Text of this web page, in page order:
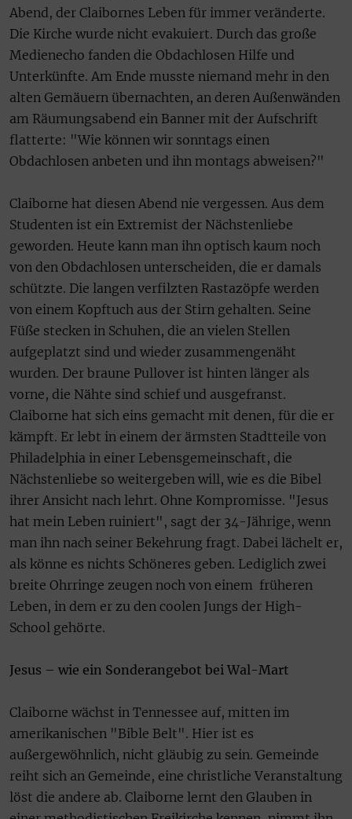
Abend, der Claibornes Leben für immer veränderte.
Die Kirche wurde nicht evakuiert. Durch das große
Medienecho fanden die Obdachlosen Hilfe und
Unterkünfte. Am Ende musste niemand mehr in den
alten Gemäuern übernachten, an deren Außenwänden
am Räumungsabend ein Banner mit der Aufschrift
flatterte: "Wie können wir sonntags einen
Obdachlosen anbeten und ihn montags abweisen?"
Claiborne hat diesen Abend nie vergessen. Aus dem
Studenten ist ein Extremist der Nächstenliebe
geworden. Heute kann man ihn optisch kaum noch
von den Obdachlosen unterscheiden, die er damals
schützte. Die langen verfilzten Rastazöpfe werden
von einem Kopftuch aus der Stirn gehalten. Seine
Füße stecken in Schuhen, die an vielen Stellen
aufgeplatzt sind und wieder zusammengenäht
wurden. Der braune Pullover ist hinten länger als
vorne, die Nähte sind schief und ausgefranst.
Claiborne hat sich eins gemacht mit denen, für die er
kämpft. Er lebt in einem der ärmsten Stadtteile von
Philadelphia in einer Lebensgemeinschaft, die
Nächstenliebe so weitergeben will, wie es die Bibel
ihrer Ansicht nach lehrt. Ohne Kompromisse. "Jesus
hat mein Leben ruiniert", sagt der 34-Jährige, wenn
man ihn nach seiner Bekehrung fragt. Dabei lächelt er,
als könne es nichts Schöneres geben. Lediglich zwei
breite Ohrringe zeugen noch von einem früheren
Leben, in dem er zu den coolen Jungs der High-
School gehörte.
Jesus – wie ein Sonderangebot bei Wal-Mart
Claiborne wächst in Tennessee auf, mitten im
amerikanischen "Bible Belt". Hier ist es
außergewöhnlich, nicht gläubig zu sein. Gemeinde
reiht sich an Gemeinde, eine christliche Veranstaltung
löst die andere ab. Claiborne lernt den Glauben in